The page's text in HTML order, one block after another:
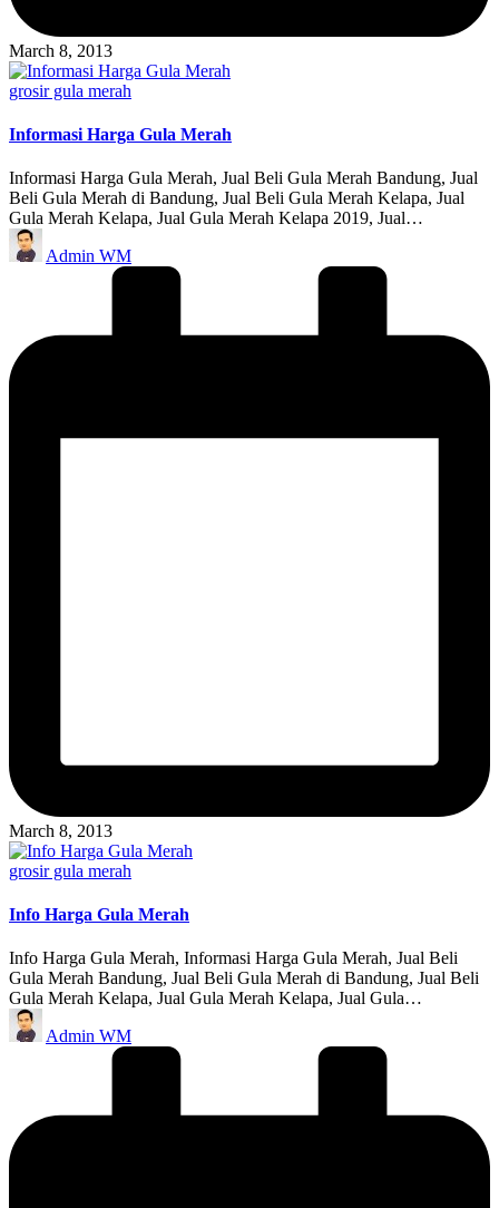
March 8, 2013
Posted
grosir gula merah
Informasi Harga Gula Merah
Informasi Harga Gula Merah, Jual Beli Gula Merah Bandung, Jual
Beli Gula Merah di Bandung, Jual Beli Gula Merah Kelapa, Jual
Gula Merah Kelapa, Jual Gula Merah Kelapa 2019, Jual…
Posted
by
Admin WM
March 8, 2013
Posted
grosir gula merah
Info Harga Gula Merah
Info Harga Gula Merah, Informasi Harga Gula Merah, Jual Beli
Gula Merah Bandung, Jual Beli Gula Merah di Bandung, Jual Beli
Gula Merah Kelapa, Jual Gula Merah Kelapa, Jual Gula…
Posted
by
Admin WM